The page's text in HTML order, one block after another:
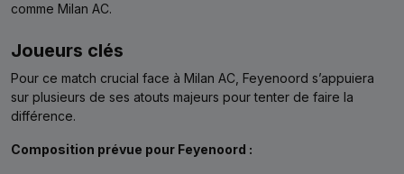
comme Milan AC.
Joueurs clés
Pour ce match crucial face à Milan AC, Feyenoord s’appuiera
sur plusieurs de ses atouts majeurs pour tenter de faire la
différence.
Composition prévue pour Feyenoord :